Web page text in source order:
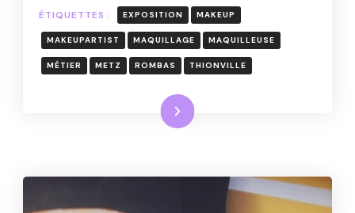
ÉTIQUETTES : EXPOSITION MAKEUP
MAKEUPARTIST MAQUILLAGE MAQUILLEUSE
MÉTIER METZ ROMBAS THIONVILLE
Lire la suite